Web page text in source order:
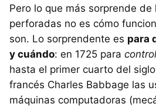
Pero lo que más sorprende de
perforadas no es cómo
son. Lo sorprendente es para
y cuándo: en 1725 para
hasta el primer cuarto del siglo
francés Charles Babbage las
máquinas computadoras